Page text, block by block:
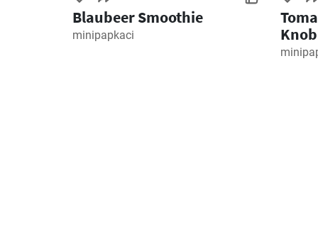
Blaubeer Smoothie
minipapkaci